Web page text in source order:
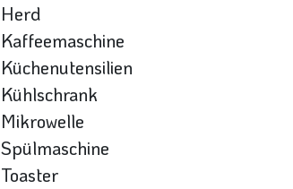
Herd
Kaffeemaschine
Küchenutensilien
Kühlschrank
Mikrowelle
Spülmaschine
Toaster